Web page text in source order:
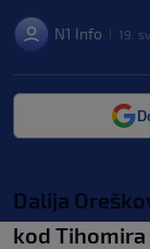
N1 Info 19.
Dalija
kod